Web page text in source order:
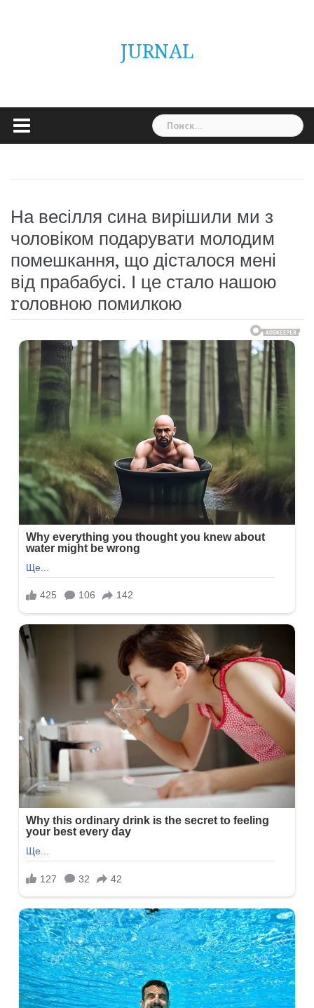
JURNAL
Найти:
На весілля сина вирішили ми з
чоловіком подарувати молодим
помешкання, що дісталося мені
від прабабусі. І це стало нашою
rоловною помилкою